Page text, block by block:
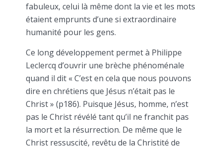
fabuleux, celui là même dont la vie et les mots
étaient emprunts d’une si extraordinaire
humanité pour les gens.
Ce long développement permet à Philippe
Leclercq d’ouvrir une brèche phénoménale
quand il dit « C’est en cela que nous pouvons
dire en chrétiens que Jésus n’était pas le
Christ » (p186). Puisque Jésus, homme, n’est
pas le Christ révélé tant qu’il ne franchit pas
la mort et la résurrection. De même que le
Christ ressuscité, revêtu de la Christité de